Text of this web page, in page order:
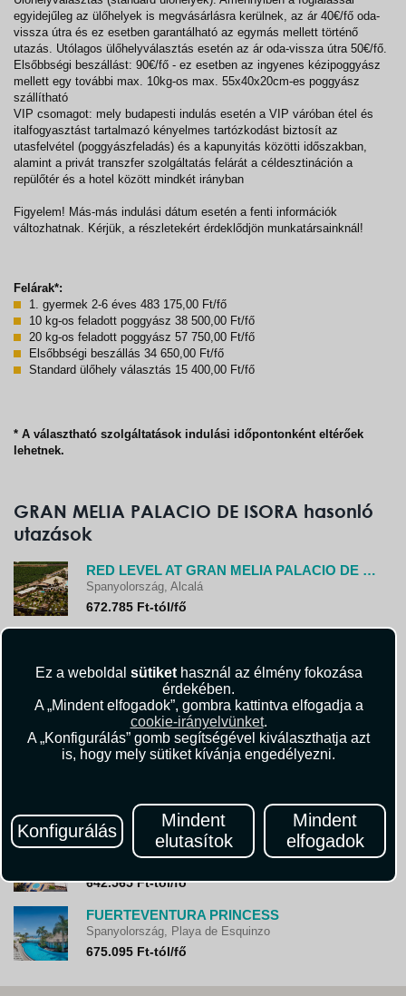
Ez a weboldal sütikethasznál az élmény fokozása
érdekében.
A „Mindent elfogadok”, gombra kattintva elfogadja a
cookie-irányelvünket.
A „Konfigurálás” gomb segítségével kiválaszthatja azt
is, hogy mely sütiket kívánja engedélyezni.
Konfigurálás
Mindent
elutasítok
Mindent
elfogadok
egyidejűleg az ülőhelyek is megvásárlásra kerülnek, az ár 40€/fő oda-
vissza útra és ez esetben garantálható az egymás mellett történő
utazás. Utólagos ülőhelyválasztás esetén az ár oda-vissza útra 50€/fő.
Elsőbbségi beszállást: 90€/fő - ez esetben az ingyenes kézipoggyász
mellett egy további max. 10kg-os max. 55x40x20cm-es poggyász
szállítható
VIP csomagot: mely budapesti indulás esetén a VIP váróban étel és
italfogyasztást tartalmazó kényelmes tartózkodást biztosít az
utasfelvétel (poggyászfeladás) és a kapunyitás közötti időszakban,
alamint a privát transzfer szolgáltatás felárát a céldesztináción a
repülőtér és a hotel között mindkét irányban
Figyelem! Más-más indulási dátum esetén a fenti információk
változhatnak. Kérjük, a részletekért érdeklődjön munkatársainknál!
Felárak*:
1. gyermek 2-6 éves 483 175,00 Ft/fő
10 kg-os feladott poggyász 38 500,00 Ft/fő
20 kg-os feladott poggyász 57 750,00 Ft/fő
Elsőbbségi beszállás 34 650,00 Ft/fő
Standard ülőhely választás 15 400,00 Ft/fő
* A választható szolgáltatások indulási időpontonként eltérőek
lehetnek.
GRAN MELIA PALACIO DE ISORA hasonló
utazások
RED LEVEL AT GRAN MELIA PALACIO DE ISORA - ADULTS ONLY
Spanyolország, Alcalá
672.785 Ft-tól/fő
763.510 Ft-tól/fő
LOPESAN BAOBAB RESORT
Spanyolország, Maspalomas
580.385 Ft-tól/fő
882.995 Ft-tól/fő
H10 CONQUISTADOR
Spanyolország, Playa de las Americas
642.565 Ft-tól/fő
FUERTEVENTURA PRINCESS
Spanyolország, Playa de Esquinzo
675.095 Ft-tól/fő